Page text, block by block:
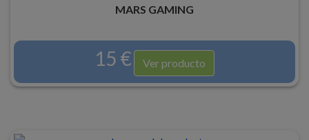
MARS GAMING
15 € Ver producto